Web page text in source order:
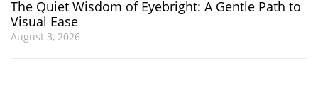
The Quiet Wisdom of Eyebright: A Gentle Path to
Visual Ease
August 3, 2026